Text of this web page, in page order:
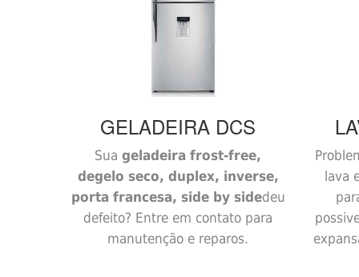
GELADEIRA DCS
Sua geladeira frost-free,
degelo seco, duplex, inverse,
porta francesa, side by sidedeu
defeito? Entre em contato para
manutenção e reparos.
lava